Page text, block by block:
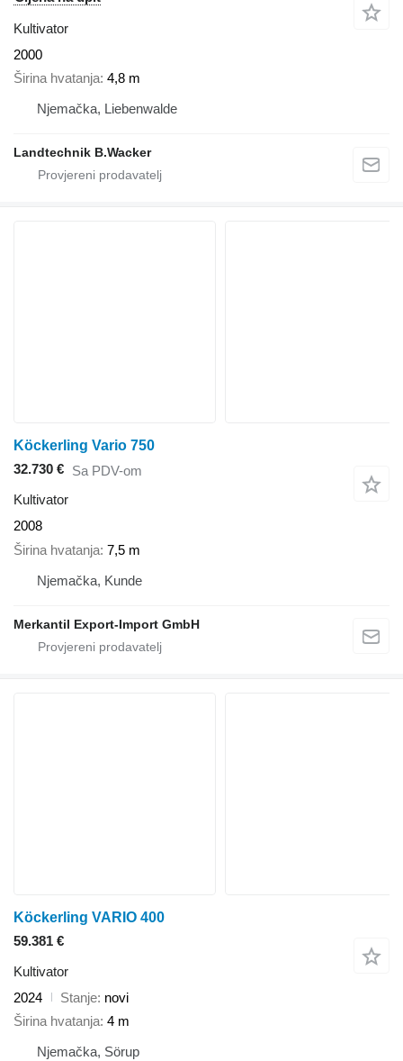
Kultivator
2000
Širina hvatanja 4,8 m
Njemačka, Liebenwalde
Landtechnik B.Wacker
Köckerling Vario 750
32.730 € Sa PDV-om
Kultivator
2008
Širina hvatanja 7,5 m
Njemačka, Kunde
Merkantil Export-Import GmbH
Köckerling VARIO 400
59.381 €
Kultivator
2024
Stanje novi
Širina hvatanja 4 m
Njemačka, Sörup